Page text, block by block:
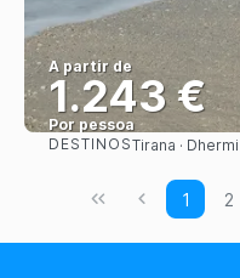
A partir de
1.243 €
Por pessoa
DESTINOSTirana ·
1 2